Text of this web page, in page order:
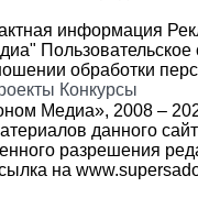
информация
обработки
Конкурсы
Медиа», 2008 –
данного
разрешения
на